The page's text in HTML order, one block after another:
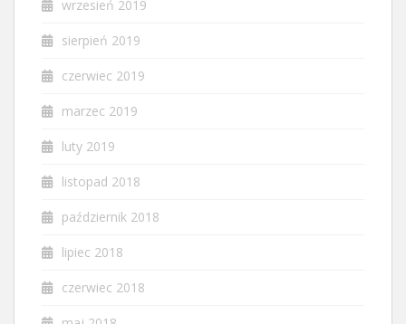
wrzesień 2019
sierpień 2019
czerwiec 2019
marzec 2019
luty 2019
listopad 2018
październik 2018
lipiec 2018
czerwiec 2018